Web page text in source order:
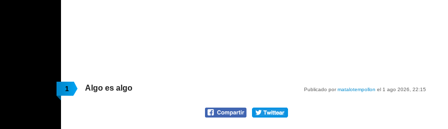
1 Publicado pormatalotempollon el 1 ago 2026, 22:15
Algo es algo